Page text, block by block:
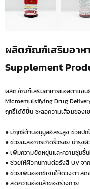
ผลิตภัณฑ์เสริมอาห
Supplement
ผลิตภัณฑ์เสริมอาหารแอสตาแซน
Microemulsifying Drug
ฤทธิ์ได้ดีขึ้น ชะลอความเสื่อมของ
● มีฤทธิ์ต้านอนุมูลอิสระสูง ช่วยปก
● ช่วยชะลอการเกิดริ้วรอย บำรุง
● เพิ่มความยืดหยุ่นและความชุ่มชื้
● ช่วยให้ผิวทนทานต่อรังสี UV จ
● ช่วยเพิ่มออกซิเจนให้ดวงตา ลด
● ลดความอ่อนล้าของร่างกาย